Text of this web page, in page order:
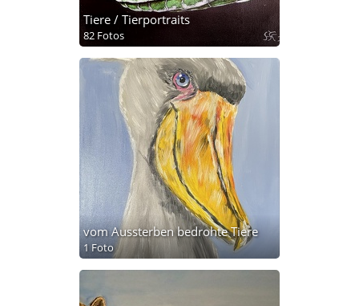
Tiere / Tierportraits
82 Fotos
vom Aussterben bedrohte Tiere
1 Foto